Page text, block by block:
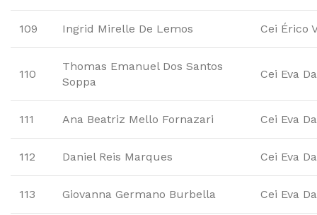
109 Ingrid Mirelle De Lemos Cei Érico
110
Thomas Emanuel Dos Santos
Soppa
Cei Eva
111 Ana Beatriz Mello Fornazari Cei Eva
112 Daniel Reis Marques Cei Eva
113 Giovanna Germano Burbella Cei Eva